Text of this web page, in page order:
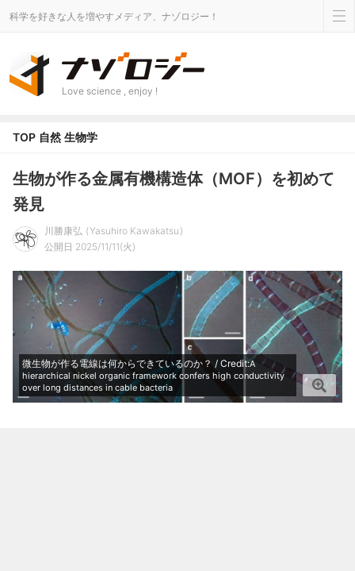
科学を好きな人を増やすメディア、ナゾロジー！
Love science , enjoy !
TOP 自然 生物学
生物が作る金属有機構造体（MOF）を初めて
発見
川勝康弘
Yasuhiro Kawakatsu
公開日 2025/11/11(火)
微生物が作る電線は何からできているのか？ / Credit:A
hierarchical nickel organic framework confers high conductivity
over long distances in cable bacteria